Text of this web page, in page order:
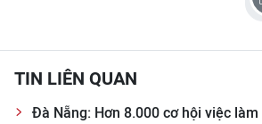
ĐỌC BÁO IN
TIN LIÊN QUAN
Đà Nẵng: Hơn 8.000 cơ hội việc